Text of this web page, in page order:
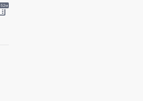
52м